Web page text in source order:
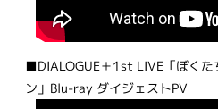
■DIALOGUE＋1st LIVE「ぼくた
ン」Blu-ray ダイジェストPV